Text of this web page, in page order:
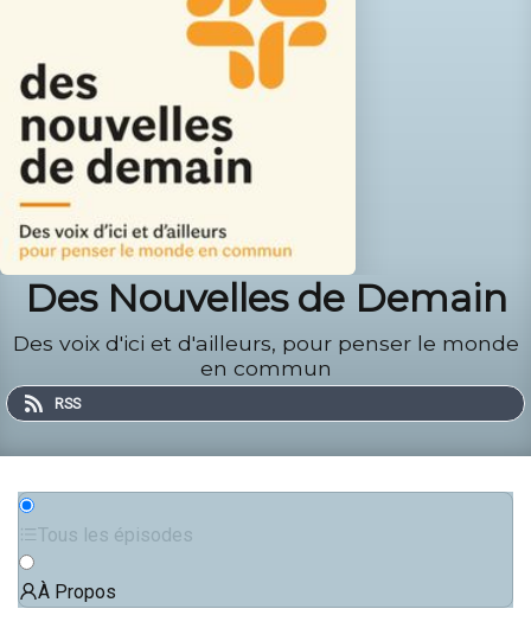
Des Nouvelles de Demain
Des voix d'ici et d'ailleurs, pour penser le monde
en commun
RSS
Tous les épisodes
À Propos